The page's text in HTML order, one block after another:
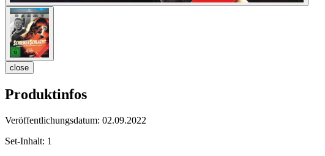
close
Produktinfos
Veröffentlichungsdatum: 02.09.2022
Set-Inhalt: 1